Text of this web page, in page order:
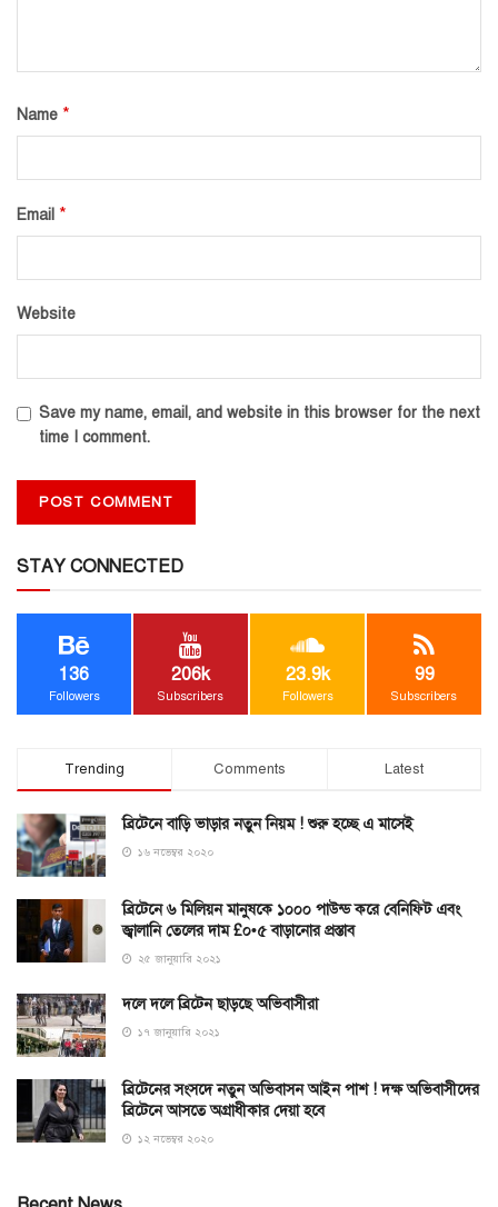
Name *
Email *
Website
Save my name, email, and website in this browser for the next
time I comment.
STAY CONNECTED
136
Followers
206k
Subscribers
23.9k
Followers
99
Subscribers
Trending Comments Latest
ব্রিটেনে বাড়ি ভাড়ার নতুন নিয়ম ! শুরু হচ্ছে এ মাসেই
১৬ নভেম্বর ২০২০
ব্রিটেনে ৬ মিলিয়ন মানুষকে ১০০০ পাউন্ড করে বেনিফিট এবং
জ্বালানি তেলের দাম £০•৫ বাড়ানোর প্রস্তাব
২৫ জানুয়ারি ২০২১
দলে দলে ব্রিটেন ছাড়ছে অভিবাসীরা
১৭ জানুয়ারি ২০২১
ব্রিটেনের সংসদে নতুন অভিবাসন আইন পাশ ! দক্ষ অভিবাসীদের
ব্রিটেনে আসতে অগ্রাধীকার দেয়া হবে
১২ নভেম্বর ২০২০